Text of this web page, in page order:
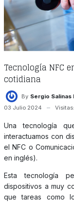
Tecnología NFC
cotidiana
By Sergio
03 Julio 2024
Una tecnología
interactuamos con
el NFC o
en inglés).
Esta tecnología
dispositivos a muy
que tareas como